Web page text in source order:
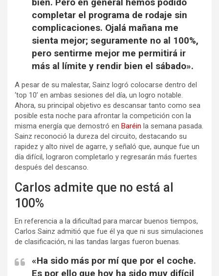
bien. Pero en general hemos podido
completar el programa de rodaje sin
complicaciones. Ojalá mañana me
sienta mejor; seguramente no al 100%,
pero sentirme mejor me permitirá ir
más al límite y rendir bien el sábado».
A pesar de su malestar, Sainz logró colocarse dentro del
‘top 10’ en ambas sesiones del día, un logro notable.
Ahora, su principal objetivo es descansar tanto como sea
posible esta noche para afrontar la competición con la
misma energía que demostró en Baréin la semana pasada.
Sainz reconoció la dureza del circuito, destacando su
rapidez y alto nivel de agarre, y señaló que, aunque fue un
día difícil, lograron completarlo y regresarán más fuertes
después del descanso.
Carlos admite que no está al
100%
En referencia a la dificultad para marcar buenos tiempos,
Carlos Sainz admitió que fue él ya que ni sus simulaciones
de clasificación, ni las tandas largas fueron buenas.
«Ha sido más por mí que por el coche.
Es por ello que hoy ha sido muy difícil